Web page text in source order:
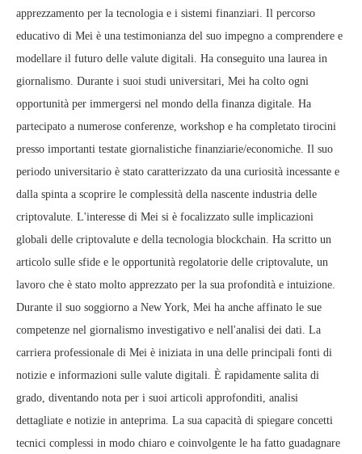
apprezzamento per la tecnologia e i sistemi finanziari. Il percorso
educativo di Mei è una testimonianza del suo impegno a comprendere e
modellare il futuro delle valute digitali. Ha conseguito una laurea in
giornalismo. Durante i suoi studi universitari, Mei ha colto ogni
opportunità per immergersi nel mondo della finanza digitale. Ha
partecipato a numerose conferenze, workshop e ha completato tirocini
presso importanti testate giornalistiche finanziarie/economiche. Il suo
periodo universitario è stato caratterizzato da una curiosità incessante e
dalla spinta a scoprire le complessità della nascente industria delle
criptovalute. L'interesse di Mei si è focalizzato sulle implicazioni
globali delle criptovalute e della tecnologia blockchain. Ha scritto un
articolo sulle sfide e le opportunità regolatorie delle criptovalute, un
lavoro che è stato molto apprezzato per la sua profondità e intuizione.
Durante il suo soggiorno a New York, Mei ha anche affinato le sue
competenze nel giornalismo investigativo e nell'analisi dei dati. La
carriera professionale di Mei è iniziata in una delle principali fonti di
notizie e informazioni sulle valute digitali. È rapidamente salita di
grado, diventando nota per i suoi articoli approfonditi, analisi
dettagliate e notizie in anteprima. La sua capacità di spiegare concetti
tecnici complessi in modo chiaro e coinvolgente le ha fatto guadagnare